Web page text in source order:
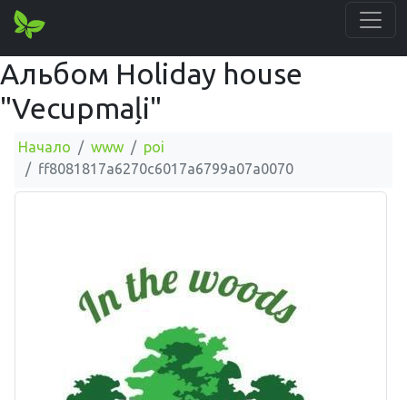
Альбом Holiday house
"Vecupmaļi"
Начало www
poi
ff8081817a6270c6017a6799a07a0070